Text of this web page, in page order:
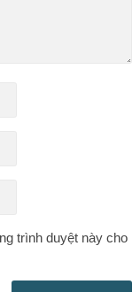
trình duyệt này cho